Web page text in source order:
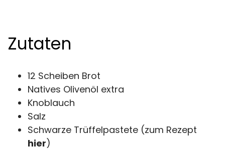
Zutaten
12 Scheiben Brot
Natives Olivenöl extra
Knoblauch
Salz
Schwarze Trüffelpastete (zum Rezept
hier)